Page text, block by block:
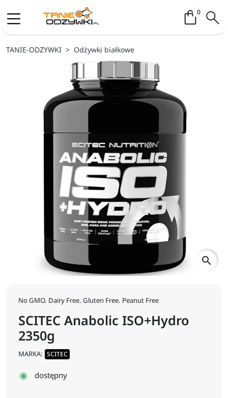
0Koszyk /
TANIE-ODZYWKI Odżywki białkowe
search
No GMO. Dairy Free. Gluten Free. Peanut Free
SCITEC Anabolic ISO+Hydro
2350g
MARKA: SCITEC
dostępny